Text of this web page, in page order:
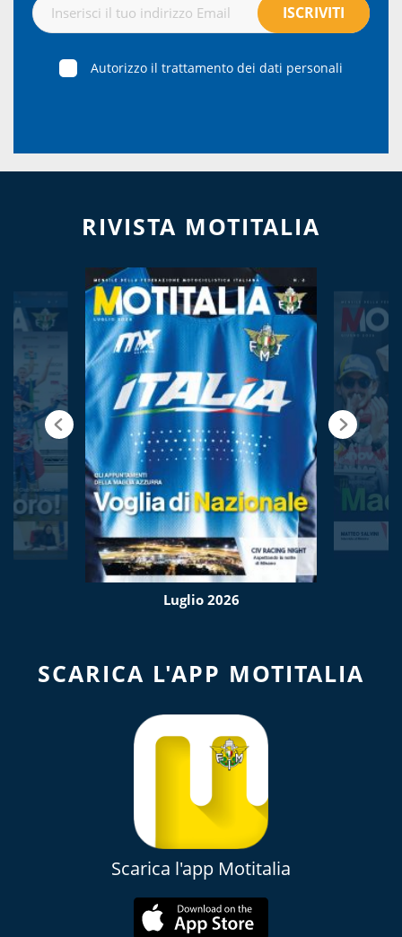
Autorizzo il trattamento dei dati personali
RIVISTA MOTITALIA
Luglio 2026
SCARICA L'APP MOTITALIA
Scarica l'app Motitalia